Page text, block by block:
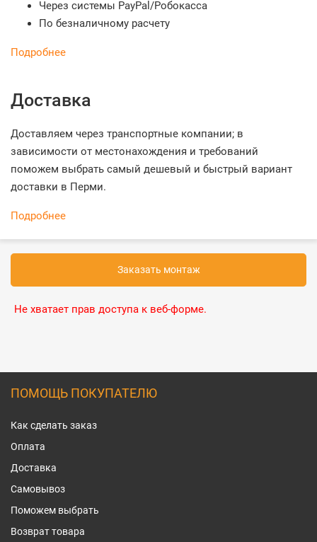
Через системы PayPal/Робокасса
По безналичному расчету
Подробнее
Доставка
Доставляем через транспортные компании; в
зависимости от местонахождения и требований
поможем выбрать самый дешевый и быстрый вариант
доставки в Перми.
Подробнее
Заказать монтаж
Не хватает прав доступа к веб-форме.
ПОМОЩЬ ПОКУПАТЕЛЮ
Как сделать заказ
Оплата
Доставка
Самовывоз
Поможем выбрать
Возврат товара